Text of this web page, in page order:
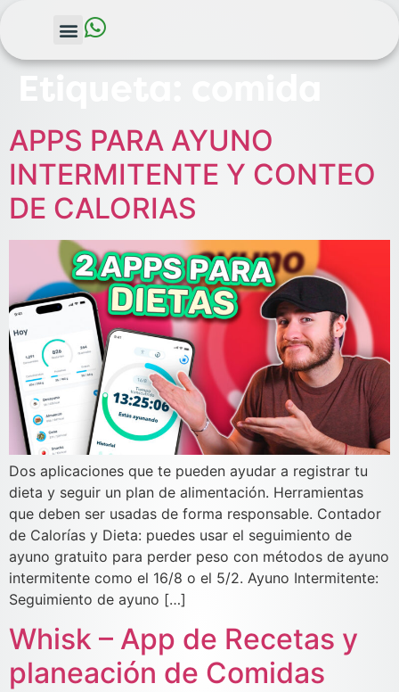
Etiqueta:
APPS PARA AYUNO
INTERMITENTE Y CONTEO
DE CALORIAS
Dos aplicaciones que te pueden ayudar a registrar tu
dieta y seguir un plan de alimentación. Herramientas
que deben ser usadas de forma responsable. Contador
de Calorías y Dieta: puedes usar el seguimiento de
ayuno gratuito para perder peso con métodos de ayuno
intermitente como el 16/8 o el 5/2. Ayuno Intermitente:
Seguimiento de ayuno […]
Whisk – App de Recetas y
planeación de Comidas